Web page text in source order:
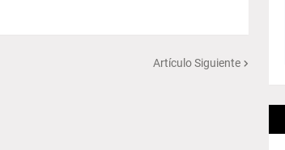
Artículo Siguiente